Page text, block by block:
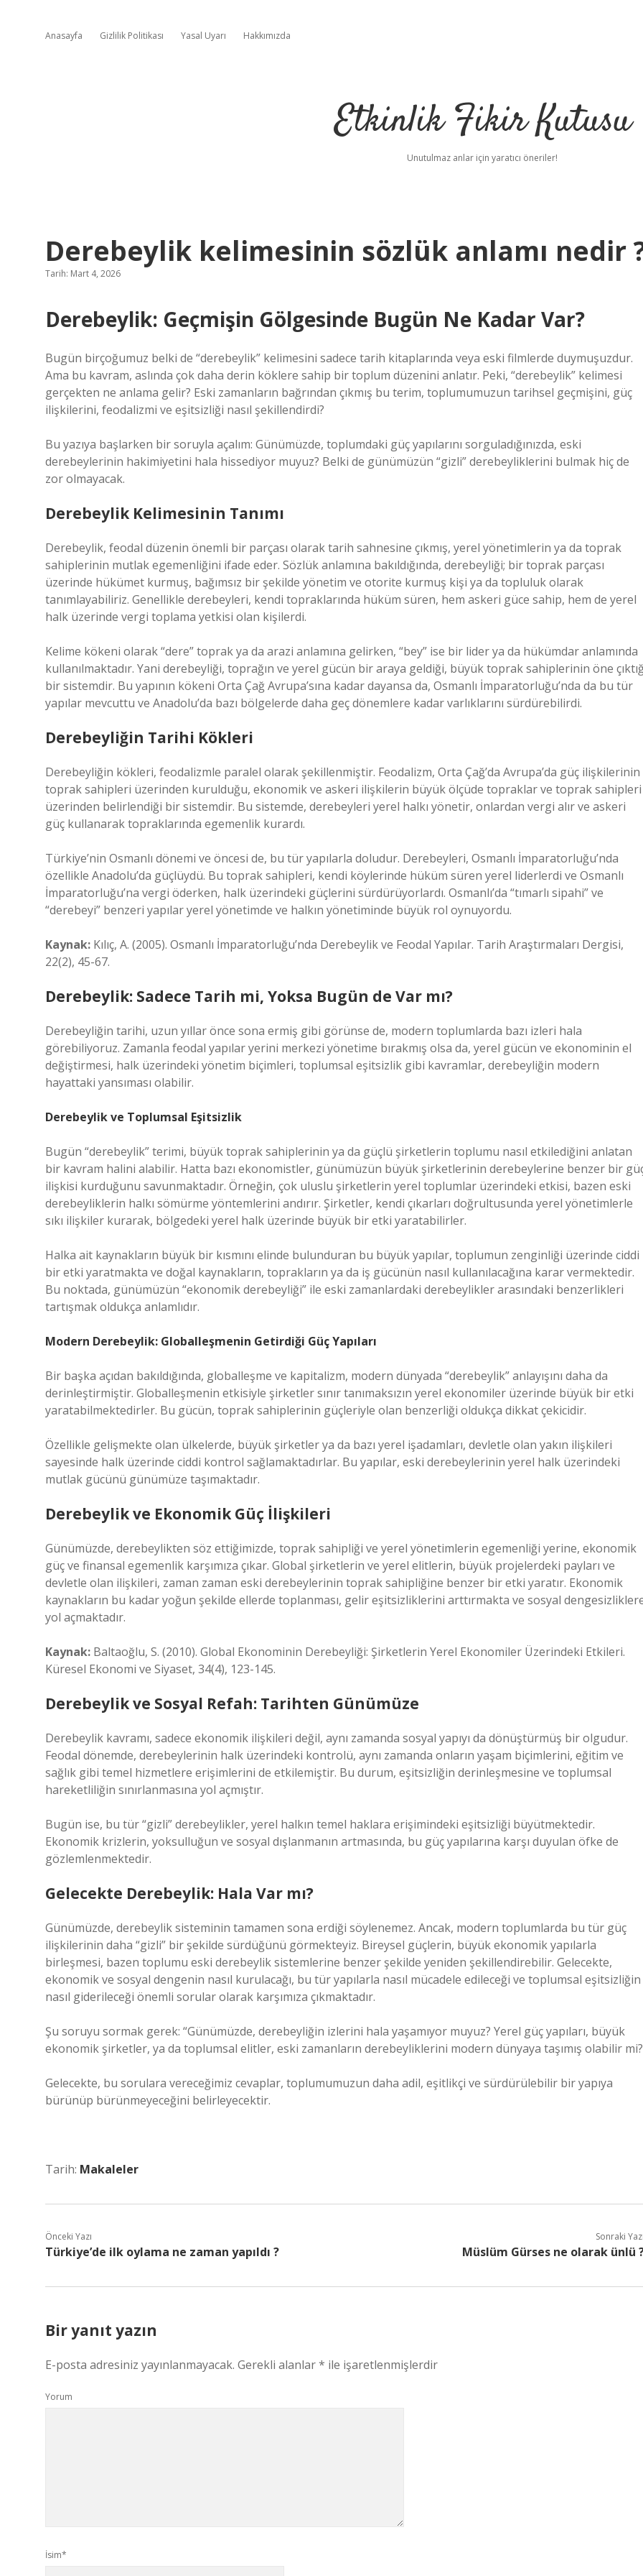
Anasayfa Gizlilik Politikası Yasal Uyarı Hakkımızda
Etkinlik Fikir Kutusu
Unutulmaz anlar için yaratıcı öneriler!
Derebeylik kelimesinin sözlük anlamı nedir
Tarih: Mart 4, 2026
Derebeylik: Geçmişin Gölgesinde Bugün Ne Kadar Var?
Bugün birçoğumuz belki de “derebeylik” kelimesini sadece tarih kitaplarında veya eski filmlerde duymuşuzdur.
Ama bu kavram, aslında çok daha derin köklere sahip bir toplum düzenini anlatır. Peki, “derebeylik” kelimesi
gerçekten ne anlama gelir? Eski zamanların bağrından çıkmış bu terim, toplumumuzun tarihsel geçmişini, güç
ilişkilerini, feodalizmi ve eşitsizliği nasıl şekillendirdi?
Bu yazıya başlarken bir soruyla açalım: Günümüzde, toplumdaki güç yapılarını sorguladığınızda, eski
derebeylerinin hakimiyetini hala hissediyor muyuz? Belki de günümüzün “gizli” derebeyliklerini bulmak hiç de
zor olmayacak.
Derebeylik Kelimesinin Tanımı
Derebeylik, feodal düzenin önemli bir parçası olarak tarih sahnesine çıkmış, yerel yönetimlerin ya da toprak
sahiplerinin mutlak egemenliğini ifade eder. Sözlük anlamına bakıldığında, derebeyliği; bir toprak parçası
üzerinde hükümet kurmuş, bağımsız bir şekilde yönetim ve otorite kurmuş kişi ya da topluluk olarak
tanımlayabiliriz. Genellikle derebeyleri, kendi topraklarında hüküm süren, hem askeri güce sahip, hem de yerel
halk üzerinde vergi toplama yetkisi olan kişilerdi.
Kelime kökeni olarak “dere” toprak ya da arazi anlamına gelirken, “bey” ise bir lider ya da hükümdar anlamında
kullanılmaktadır. Yani derebeyliği, toprağın ve yerel gücün bir araya geldiği, büyük toprak sahiplerinin öne
bir sistemdir. Bu yapının kökeni Orta Çağ Avrupa’sına kadar dayansa da, Osmanlı İmparatorluğu’nda da bu tür
yapılar mevcuttu ve Anadolu’da bazı bölgelerde daha geç dönemlere kadar varlıklarını sürdürebilirdi.
Derebeyliğin Tarihi Kökleri
Derebeyliğin kökleri, feodalizmle paralel olarak şekillenmiştir. Feodalizm, Orta Çağ’da Avrupa’da güç ilişkilerinin
toprak sahipleri üzerinden kurulduğu, ekonomik ve askeri ilişkilerin büyük ölçüde topraklar ve toprak sahipleri
üzerinden belirlendiği bir sistemdir. Bu sistemde, derebeyleri yerel halkı yönetir, onlardan vergi alır ve askeri
güç kullanarak topraklarında egemenlik kurardı.
Türkiye’nin Osmanlı dönemi ve öncesi de, bu tür yapılarla doludur. Derebeyleri, Osmanlı İmparatorluğu’nda
özellikle Anadolu’da güçlüydü. Bu toprak sahipleri, kendi köylerinde hüküm süren yerel liderlerdi ve Osmanlı
İmparatorluğu’na vergi öderken, halk üzerindeki güçlerini sürdürüyorlardı. Osmanlı’da “tımarlı sipahi” ve
“derebeyi” benzeri yapılar yerel yönetimde ve halkın yönetiminde büyük rol oynuyordu.
Kaynak: Kılıç, A. (2005). Osmanlı İmparatorluğu’nda Derebeylik ve Feodal Yapılar. Tarih Araştırmaları Dergisi,
22(2), 45-67.
Derebeylik: Sadece Tarih mi, Yoksa Bugün de Var mı?
Derebeyliğin tarihi, uzun yıllar önce sona ermiş gibi görünse de, modern toplumlarda bazı izleri hala
görebiliyoruz. Zamanla feodal yapılar yerini merkezi yönetime bırakmış olsa da, yerel gücün ve ekonominin el
değiştirmesi, halk üzerindeki yönetim biçimleri, toplumsal eşitsizlik gibi kavramlar, derebeyliğin modern
hayattaki yansıması olabilir.
Derebeylik ve Toplumsal Eşitsizlik
Bugün “derebeylik” terimi, büyük toprak sahiplerinin ya da güçlü şirketlerin toplumu nasıl etkilediğini anlatan
bir kavram halini alabilir. Hatta bazı ekonomistler, günümüzün büyük şirketlerinin derebeylerine benzer bir
ilişkisi kurduğunu savunmaktadır. Örneğin, çok uluslu şirketlerin yerel toplumlar üzerindeki etkisi, bazen eski
derebeyliklerin halkı sömürme yöntemlerini andırır. Şirketler, kendi çıkarları doğrultusunda yerel yönetimlerle
sıkı ilişkiler kurarak, bölgedeki yerel halk üzerinde büyük bir etki yaratabilirler.
Halka ait kaynakların büyük bir kısmını elinde bulunduran bu büyük yapılar, toplumun zenginliği üzerinde ciddi
bir etki yaratmakta ve doğal kaynakların, toprakların ya da iş gücünün nasıl kullanılacağına karar vermektedir.
Bu noktada, günümüzün “ekonomik derebeyliği” ile eski zamanlardaki derebeylikler arasındaki benzerlikleri
tartışmak oldukça anlamlıdır.
Modern Derebeylik: Globalleşmenin Getirdiği Güç Yapıları
Bir başka açıdan bakıldığında, globalleşme ve kapitalizm, modern dünyada “derebeylik” anlayışını daha da
derinleştirmiştir. Globalleşmenin etkisiyle şirketler sınır tanımaksızın yerel ekonomiler üzerinde büyük bir etki
yaratabilmektedirler. Bu gücün, toprak sahiplerinin güçleriyle olan benzerliği oldukça dikkat çekicidir.
Özellikle gelişmekte olan ülkelerde, büyük şirketler ya da bazı yerel işadamları, devletle olan yakın ilişkileri
sayesinde halk üzerinde ciddi kontrol sağlamaktadırlar. Bu yapılar, eski derebeylerinin yerel halk üzerindeki
mutlak gücünü günümüze taşımaktadır.
Derebeylik ve Ekonomik Güç İlişkileri
Günümüzde, derebeylikten söz ettiğimizde, toprak sahipliği ve yerel yönetimlerin egemenliği yerine, ekonomik
güç ve finansal egemenlik karşımıza çıkar. Global şirketlerin ve yerel elitlerin, büyük projelerdeki payları ve
devletle olan ilişkileri, zaman zaman eski derebeylerinin toprak sahipliğine benzer bir etki yaratır. Ekonomik
kaynakların bu kadar yoğun şekilde ellerde toplanması, gelir eşitsizliklerini arttırmakta ve sosyal
yol açmaktadır.
Kaynak: Baltaoğlu, S. (2010). Global Ekonominin Derebeyliği: Şirketlerin Yerel Ekonomiler Üzerindeki Etkileri.
Küresel Ekonomi ve Siyaset, 34(4), 123-145.
Derebeylik ve Sosyal Refah: Tarihten Günümüze
Derebeylik kavramı, sadece ekonomik ilişkileri değil, aynı zamanda sosyal yapıyı da dönüştürmüş bir olgudur.
Feodal dönemde, derebeylerinin halk üzerindeki kontrolü, aynı zamanda onların yaşam biçimlerini, eğitim ve
sağlık gibi temel hizmetlere erişimlerini de etkilemiştir. Bu durum, eşitsizliğin derinleşmesine ve toplumsal
hareketliliğin sınırlanmasına yol açmıştır.
Bugün ise, bu tür “gizli” derebeylikler, yerel halkın temel haklara erişimindeki eşitsizliği büyütmektedir.
Ekonomik krizlerin, yoksulluğun ve sosyal dışlanmanın artmasında, bu güç yapılarına karşı duyulan öfke de
gözlemlenmektedir.
Gelecekte Derebeylik: Hala Var mı?
Günümüzde, derebeylik sisteminin tamamen sona erdiği söylenemez. Ancak, modern toplumlarda bu tür güç
ilişkilerinin daha “gizli” bir şekilde sürdüğünü görmekteyiz. Bireysel güçlerin, büyük ekonomik yapılarla
birleşmesi, bazen toplumu eski derebeylik sistemlerine benzer şekilde yeniden şekillendirebilir. Gelecekte,
ekonomik ve sosyal dengenin nasıl kurulacağı, bu tür yapılarla nasıl mücadele edileceği ve toplumsal eşitsizliğin
nasıl giderileceği önemli sorular olarak karşımıza çıkmaktadır.
Şu soruyu sormak gerek: “Günümüzde, derebeyliğin izlerini hala yaşamıyor muyuz? Yerel güç yapıları, büyük
ekonomik şirketler, ya da toplumsal elitler, eski zamanların derebeyliklerini modern dünyaya taşımış olabilir
Gelecekte, bu sorulara vereceğimiz cevaplar, toplumumuzun daha adil, eşitlikçi ve sürdürülebilir bir yapıya
bürünüp bürünmeyeceğini belirleyecektir.
Tarih: Makaleler
Önceki Yazı
Türkiye’de ilk oylama ne zaman yapıldı ?
Sonraki
Müslüm Gürses ne olarak ünlü
Bir yanıt yazın
E-posta adresiniz yayınlanmayacak. Gerekli alanlar* ile işaretlenmişlerdir
Yorum
İsim*